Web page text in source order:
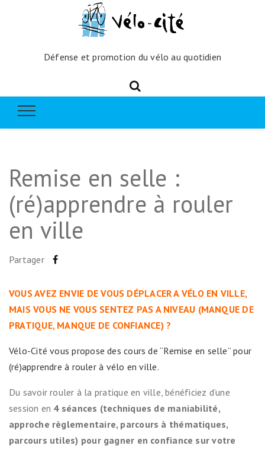
Défense et promotion du vélo au quotidien
Remise en selle :
(ré)apprendre à rouler
en ville
Partager
VOUS AVEZ ENVIE DE VOUS DÉPLACER A VÉLO EN VILLE,
MAIS VOUS NE VOUS SENTEZ PAS A NIVEAU (MANQUE DE
PRATIQUE, MANQUE DE CONFIANCE) ?
Vélo-Cité vous propose des cours de “Remise en selle” pour
(ré)apprendre à rouler à vélo en ville.
Du savoir rouler à la pratique en ville, bénéficiez d’une
session en 4 séances (techniques de maniabilité,
approche règlementaire, parcours à thématiques,
parcours utiles) pour gagner en confiance sur votre